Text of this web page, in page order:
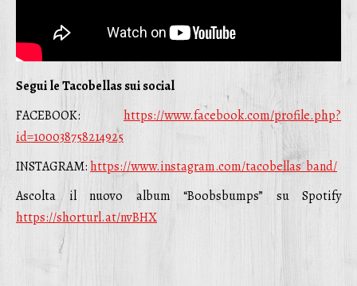
Segui le Tacobellas sui social
FACEBOOK: https://www.facebook.com/profile.php?
id=100038758214925
INSTAGRAM:https://www.instagram.com/tacobellas_band/
Ascolta il nuovo album “Boobsbumps” su Spotify
https://shorturl.at/nvBHX